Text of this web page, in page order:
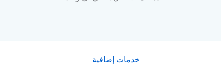
خدمات إضافية